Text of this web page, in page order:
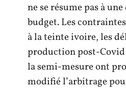
ne se résume pas à
budget. Les
à la teinte ivoire, les
production post-Covid
la semi-mesure ont
modifié l’arbitrage